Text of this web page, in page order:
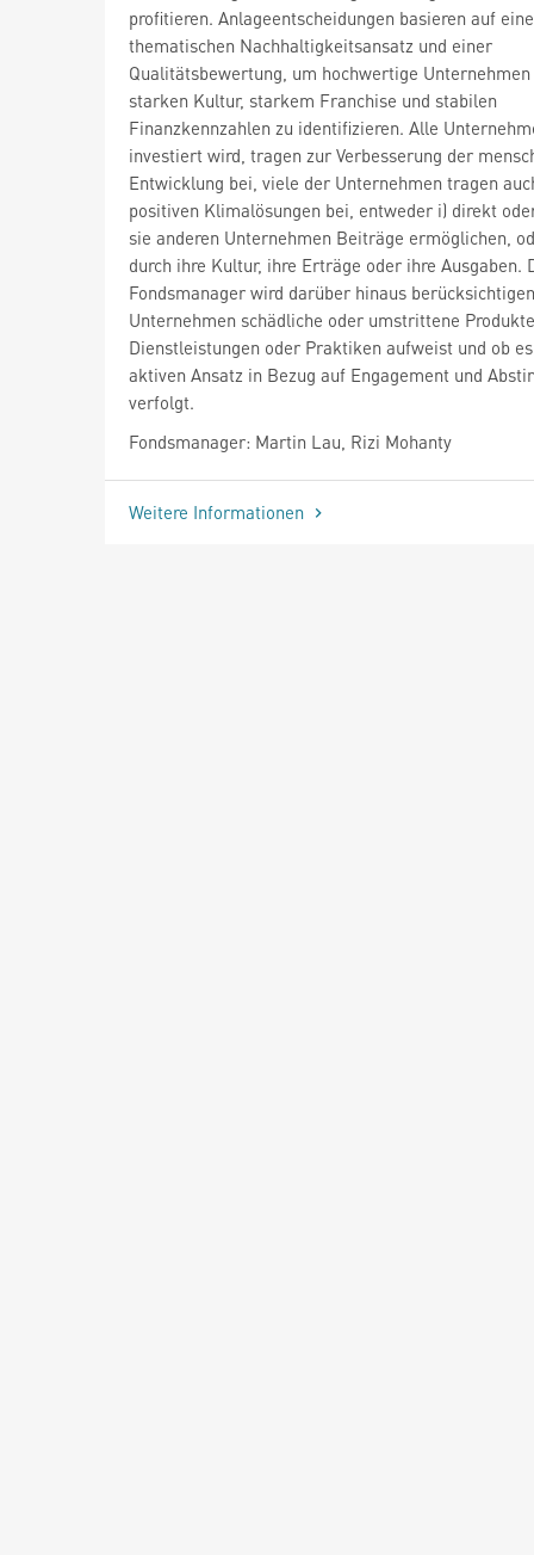
profitieren. Anlageentscheidungen basieren auf
thematischen Nachhaltigkeitsansatz und einer
Qualitätsbewertung, um hochwertige
starken Kultur, starkem Franchise und stabilen
Finanzkennzahlen zu identifizieren. Alle
investiert wird, tragen zur Verbesserung der
Entwicklung bei, viele der Unternehmen tragen
positiven Klimalösungen bei, entweder i) direkt
sie anderen Unternehmen Beiträge ermöglichen,
durch ihre Kultur, ihre Erträge oder ihre Ausgaben.
Fondsmanager wird darüber hinaus
Unternehmen schädliche oder umstrittene
Dienstleistungen oder Praktiken aufweist und ob
aktiven Ansatz in Bezug auf Engagement und
verfolgt.
Fondsmanager: Martin Lau, Rizi Mohanty
Weitere Informationen